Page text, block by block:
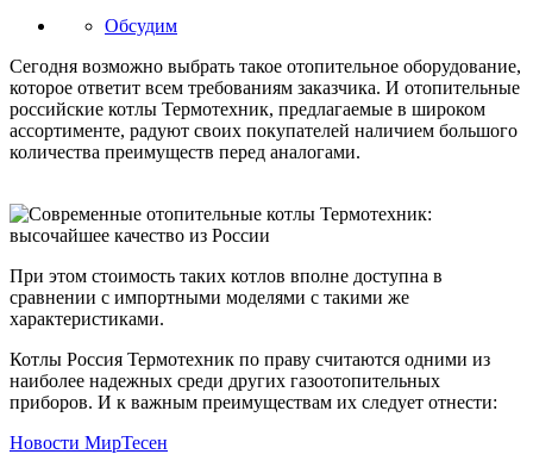
Обсудим
Сегодня возможно выбрать такое отопительное оборудование,
которое ответит всем требованиям заказчика. И отопительные
российские котлы Термотехник, предлагаемые в широком
ассортименте, радуют своих покупателей наличием большого
количества преимуществ перед аналогами.
При этом стоимость таких котлов вполне доступна в
сравнении с импортными моделями с такими же
характеристиками.
Котлы Россия Термотехник по праву считаются одними из
наиболее надежных среди других газоотопительных
приборов. И к важным преимуществам их следует отнести:
Новости МирТесен